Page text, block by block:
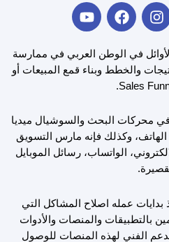
I
n
t
a
g
m
F
a
e
b
o
Y
o
t
u
في الوطن العربي في ممارسة
والخطط وبناء قمع المبيعات أو
محركات البحث والسوشيال ميديا
الهاتف، وكذلك فإنه مارس التسويق
الواتساب، رسائل الموبايل
بدايات عمله اصلاح المشاكل التي
بالتطبيقات والمنصات والأدوات
الفني لهذه المنصات للوصول